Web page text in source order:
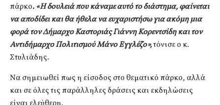
πάρκο. «Η δουλειά που κάναμε αυτό το διάστημα, φαίνεται
να αποδίδει και θα ήθελα να ευχαριστήσω για ακόμη μια
φορά τον Δήμαρχο Καστοριάς Γιάννη Κορεντσίδη και τον
Αντιδήμαρχο Πολιτισμού Μάνο Εγγλέζο»,τόνισε ο κ.
Στυλιάδης.
Να σημειωθεί πως η είσοδος στο θεματικό πάρκο, αλλά
και σε όλες τις παράλληλες δράσεις και εκδηλώσεις